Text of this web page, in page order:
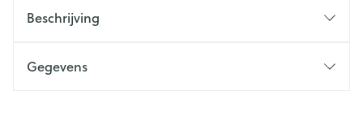
Beschrijving
Gegevens